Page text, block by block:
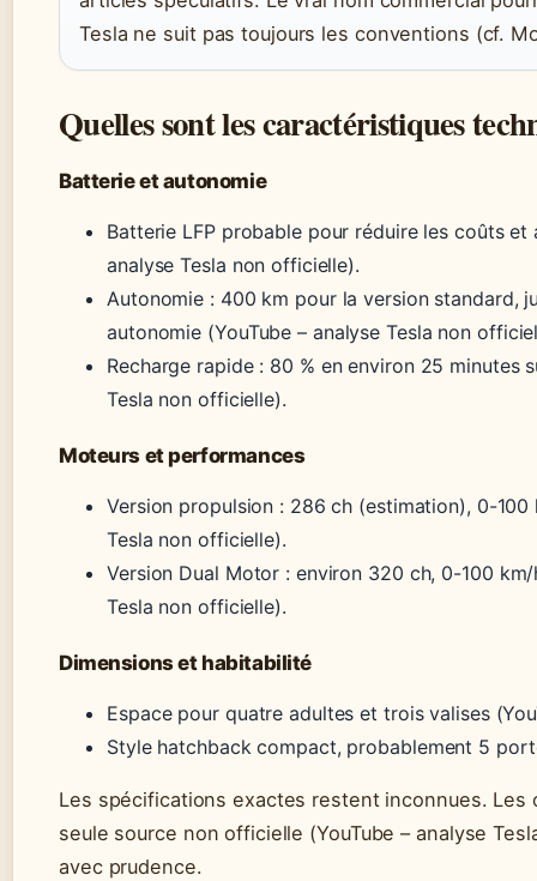
Tesla ne suit pas toujours les conventions (cf.
Quelles sont les caractéristiques
Batterie et autonomie
Batterie LFP probable pour réduire les coûts et
analyse Tesla non officielle).
Autonomie : 400 km pour la version standard,
autonomie (YouTube – analyse Tesla non
Recharge rapide : 80 % en environ 25 minutes
Tesla non officielle).
Moteurs et performances
Version propulsion : 286 ch (estimation), 0-100
Tesla non officielle).
Version Dual Motor : environ 320 ch, 0-100
Tesla non officielle).
Dimensions et habitabilité
Espace pour quatre adultes et trois valises
Style hatchback compact, probablement 5
Les spécifications exactes restent inconnues. Les
seule source non officielle (YouTube – analyse
avec prudence.